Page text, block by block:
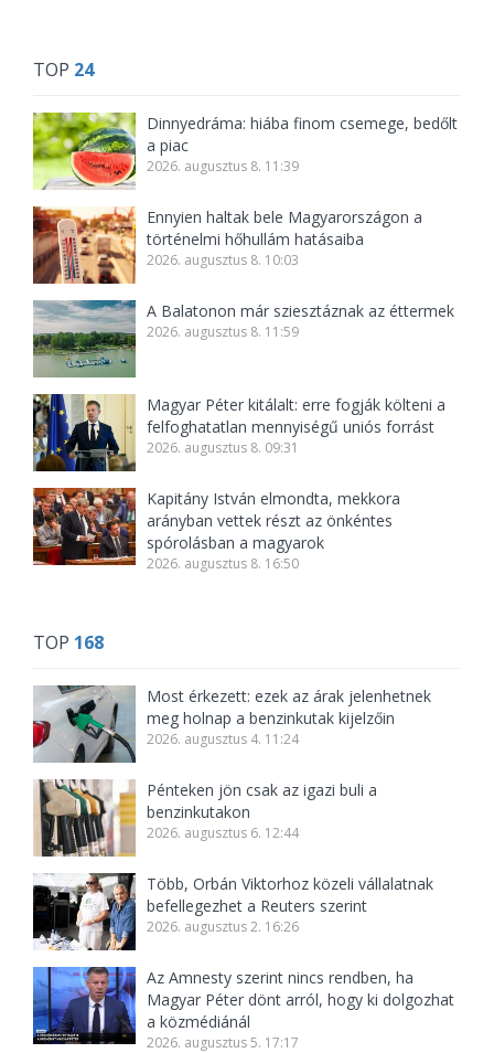
TOP 24
Dinnyedráma: hiába finom csemege, bedőlt
a piac
2026. augusztus 8. 11:39
Ennyien haltak bele Magyarországon a
történelmi hőhullám hatásaiba
2026. augusztus 8. 10:03
A Balatonon már sziesztáznak az éttermek
2026. augusztus 8. 11:59
Magyar Péter kitálalt: erre fogják költeni a
felfoghatatlan mennyiségű uniós forrást
2026. augusztus 8. 09:31
Kapitány István elmondta, mekkora
arányban vettek részt az önkéntes
spórolásban a magyarok
2026. augusztus 8. 16:50
TOP 168
Most érkezett: ezek az árak jelenhetnek
meg holnap a benzinkutak kijelzőin
2026. augusztus 4. 11:24
Pénteken jön csak az igazi buli a
benzinkutakon
2026. augusztus 6. 12:44
Több, Orbán Viktorhoz közeli vállalatnak
befellegezhet a Reuters szerint
2026. augusztus 2. 16:26
Az Amnesty szerint nincs rendben, ha
Magyar Péter dönt arról, hogy ki dolgozhat
a közmédiánál
2026. augusztus 5. 17:17